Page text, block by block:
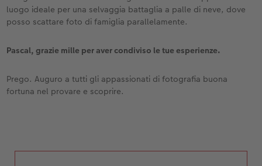
luogo ideale per una selvaggia battaglia a palle di neve, dove
posso scattare foto di famiglia parallelamente.
Pascal, grazie mille per aver condiviso le tue esperienze.
Prego. Auguro a tutti gli appassionati di fotografia buona
fortuna nel provare e scoprire.